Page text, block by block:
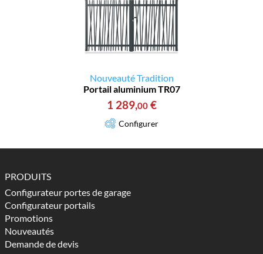
Nouveauté Tradition
Portail aluminium TR07
1 289,00 €
Configurer
PRODUITS
Configurateur portes de garage
Configurateur portails
Promotions
Nouveautés
Demande de devis